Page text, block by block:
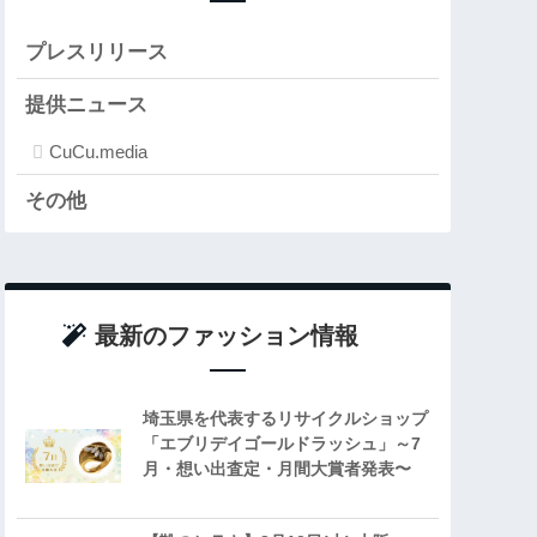
プレスリリース
提供ニュース
CuCu.media
その他
最新のファッション情報
埼玉県を代表するリサイクルショップ
「エブリデイゴールドラッシュ」～7
月・想い出査定・月間大賞者発表〜